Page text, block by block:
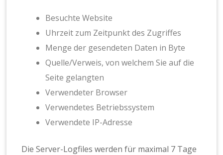
Besuchte Website
Uhrzeit zum Zeitpunkt des Zugriffes
Menge der gesendeten Daten in Byte
Quelle/Verweis, von welchem Sie auf die
Seite gelangten
Verwendeter Browser
Verwendetes Betriebssystem
Verwendete IP-Adresse
Die Server-Logfiles werden für maximal 7 Tage